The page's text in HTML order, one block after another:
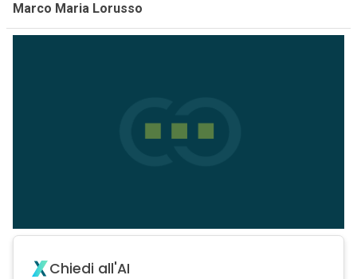
Marco Maria Lorusso
Chiedi all'AI